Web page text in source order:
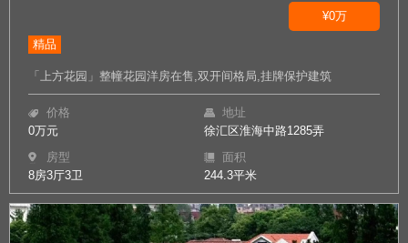
¥0万
精品
「上方花园」整幢花园洋房在售,双开间格局,挂牌保护建筑
价格
0万元
地址
徐汇区淮海中路1285弄
房型
8房3厅3卫
面积
244.3平米